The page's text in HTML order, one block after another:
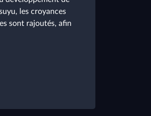
les croyances
sont rajoutés, afin